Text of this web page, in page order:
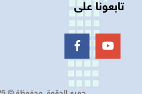
تابعونا على